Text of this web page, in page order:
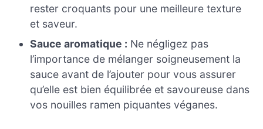
rester croquants pour une meilleure texture
et saveur.
Sauce aromatique : Ne négligez pas
l’importance de mélanger soigneusement la
sauce avant de l’ajouter pour vous assurer
qu’elle est bien équilibrée et savoureuse dans
vos nouilles ramen piquantes véganes.